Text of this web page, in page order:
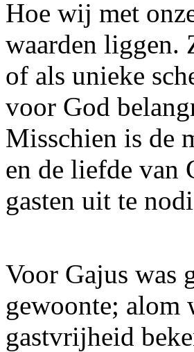
Hoe wij met
waarden liggen.
of als unieke
voor God
Misschien is de
en de liefde van
gasten uit te
Voor Gajus was
gewoonte; alom
gastvrijheid